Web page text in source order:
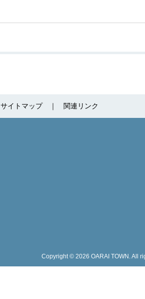
サイトマップ 関連リンク
Copyright © 2026 OARAI TOWN. All